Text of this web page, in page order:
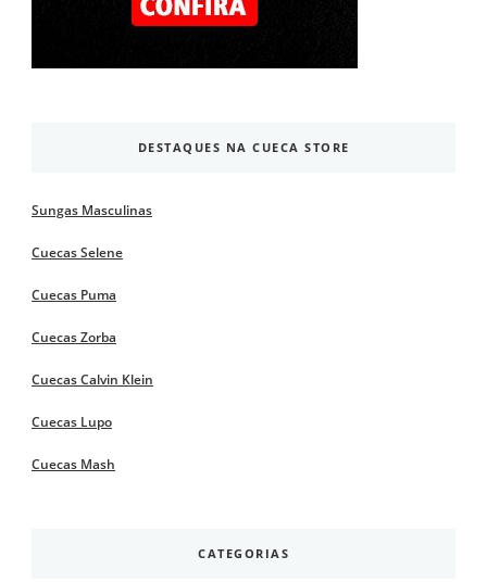
DESTAQUES NA CUECA STORE
Sungas Masculinas
Cuecas Selene
Cuecas Puma
Cuecas Zorba
Cuecas Calvin Klein
Cuecas Lupo
Cuecas Mash
CATEGORIAS